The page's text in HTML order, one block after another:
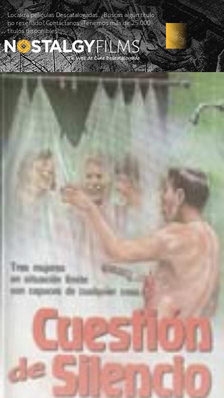
Localiza películas Descatalogadas. ¿Buscas algún título
no reseñado? Contáctanos -Tenemos más de 25.000
títulos disponibles!